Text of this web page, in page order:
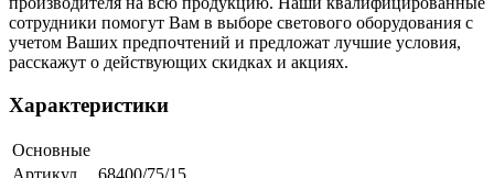
сотрудники помогут Вам в выборе светового оборудования с
учетом Ваших предпочтений и предложат лучшие условия,
расскажут о действующих скидках и акциях.
Характеристики
Основные